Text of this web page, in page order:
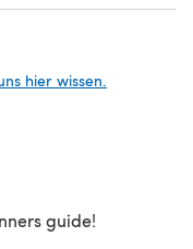
hier wissen.
guide!